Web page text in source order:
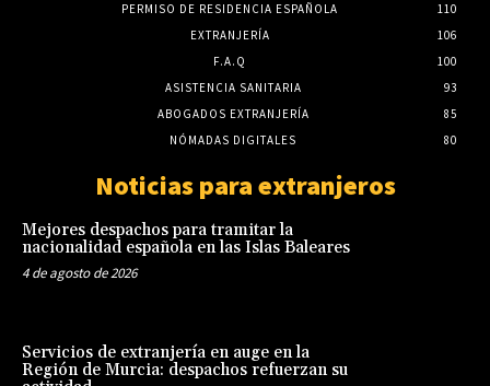
PERMISO DE RESIDENCIA ESPAÑOLA
110
EXTRANJERÍA
106
F.A.Q
100
ASISTENCIA SANITARIA
93
ABOGADOS EXTRANJERÍA
85
NÓMADAS DIGITALES
80
Noticias para extranjeros
Mejores despachos para tramitar la
nacionalidad española en las Islas Baleares
4 de agosto de 2026
Servicios de extranjería en auge en la
Región de Murcia: despachos refuerzan su